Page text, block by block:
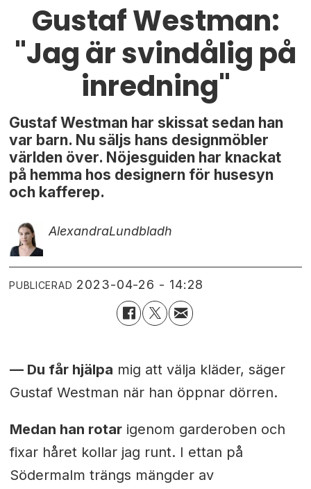
Gustaf Westman:
"Jag är svindålig på
inredning"
Gustaf Westman har skissat sedan han
var barn. Nu säljs hans designmöbler
världen över. Nöjesguiden har knackat
på hemma hos designern för husesyn
och kafferep.
AlexandraLundbladh
PUBLICERAD 2023-04-26 - 14:28
— Du får hjälpa mig att välja kläder, säger
Gustaf Westman när han öppnar dörren.
Medan han rotarigenom garderoben och
fixar håret kollar jag runt. I ettan på
Södermalm trängs mängder av